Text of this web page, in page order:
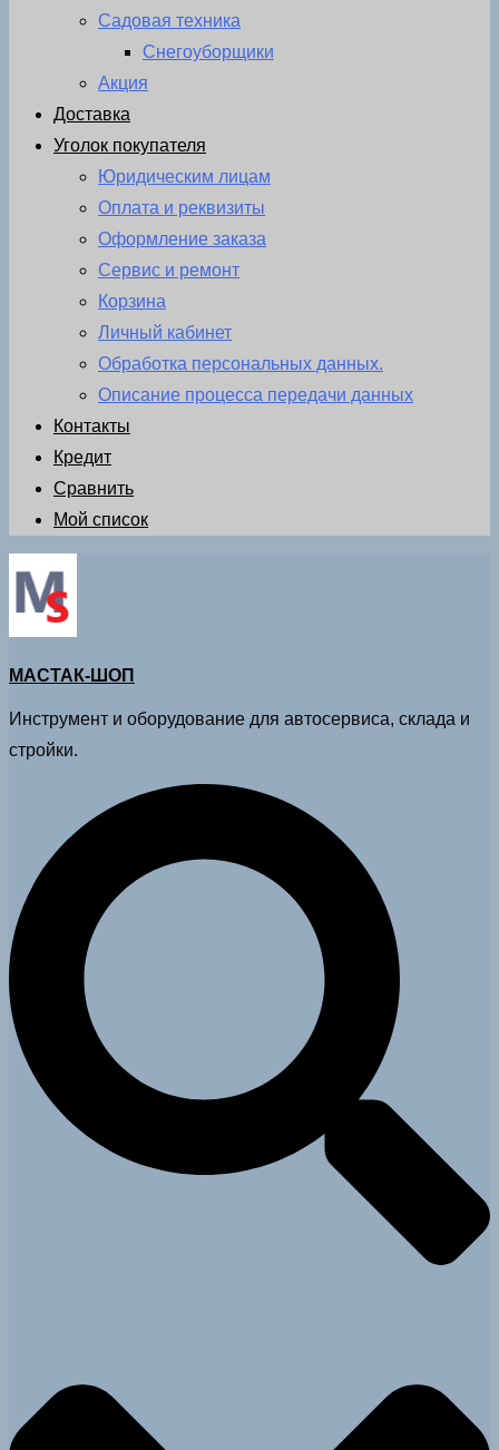
Садовая техника
Снегоуборщики
Акция
Доставка
Уголок покупателя
Юридическим лицам
Оплата и реквизиты
Оформление заказа
Сервис и ремонт
Корзина
Личный кабинет
Обработка персональных данных.
Описание процесса передачи данных
Контакты
Кредит
Сравнить
Мой список
МАСТАК-ШОП
Инструмент и оборудование для автосервиса, склада и
стройки.